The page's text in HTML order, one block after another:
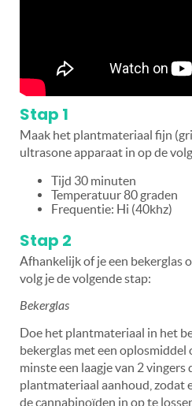
Stap 1
Maak het plantmateriaal fijn
ultrasone apparaat in op de
Tijd 30 minuten
Temperatuur 80 graden
Frequentie: Hi (40khz)
Stap 2
Afhankelijk of je een bekerglas
volg je de volgende stap:
Bekerglas
Doe het plantmateriaal in het
bekerglas met een oplosmiddel
minste een laagje van 2 vingers
plantmateriaal aanhoud, zodat
de cannabinoïden in op te